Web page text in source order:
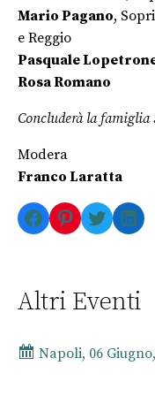
Mario Pagano,
e Reggio
Pasquale
Rosa Romano
Concluderà la famiglia
Modera
Franco Laratta
Facebook
Pinterest
Twitter
Altri Eventi
Napoli, 06